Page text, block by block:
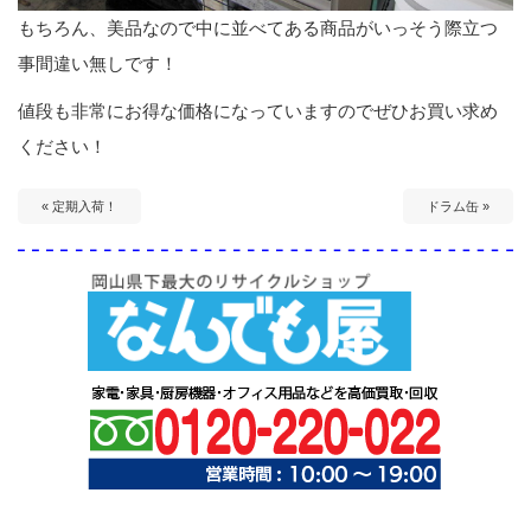
もちろん、美品なので中に並べてある商品がいっそう際立つ
事間違い無しです！
値段も非常にお得な価格になっていますのでぜひお買い求め
ください！
« 定期入荷！ ドラム缶 »